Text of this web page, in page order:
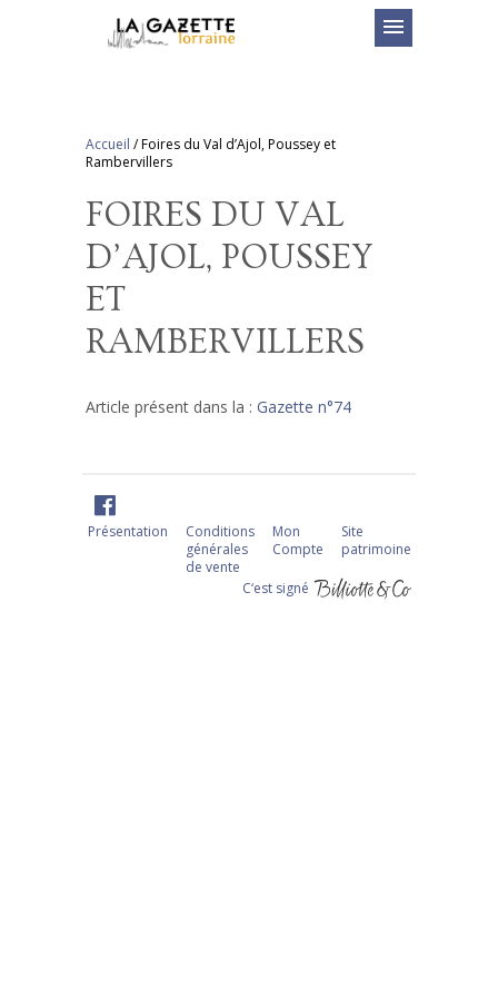
menu
Accueil /Foires du Val d’Ajol, Poussey et
Rambervillers
FOIRES DU VAL
D’AJOL, POUSSEY
ET
RAMBERVILLERS
Article présent dans la : Gazette n°74
Présentation
Conditions
générales
de vente
Mon
Compte
Site
patrimoine
C‘est signé